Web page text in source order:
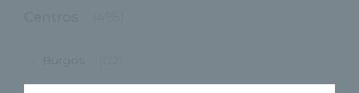
Centros
Burgos